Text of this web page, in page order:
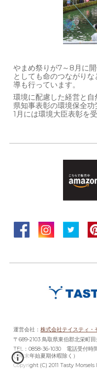
やまめ祭りが7～8月に
としても命のつながり
導も行っています。
環境に配慮した経営と
県知事表彰の環境保全
1月には環境大臣表彰を
運営会社：株式会社テイスティ・
〒689-2103 鳥取県東伯郡北栄町
TEL：0858-36-1030 電話受付時
び年末年始夏期休暇除く）
Copyright (C) 2011 Tasty